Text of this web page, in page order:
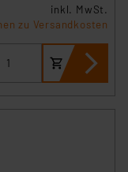
können dazu
erneut
Einbindung von
ggf. auch
inkl. MwSt.
zu Versandkosten